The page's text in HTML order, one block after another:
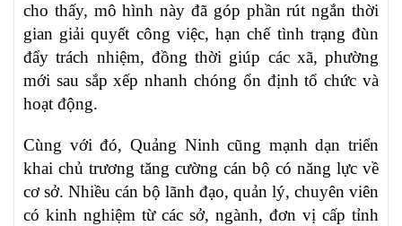
cho thấy, mô hình này đã góp phần rút ngắn thời
gian giải quyết công việc, hạn chế tình trạng đùn
đẩy trách nhiệm, đồng thời giúp các xã, phường
mới sau sắp xếp nhanh chóng ổn định tổ chức và
hoạt động.
Cùng với đó, Quảng Ninh cũng mạnh dạn triển
khai chủ trương tăng cường cán bộ có năng lực về
cơ sở. Nhiều cán bộ lãnh đạo, quản lý, chuyên viên
có kinh nghiệm từ các sở, ngành, đơn vị cấp tỉnh